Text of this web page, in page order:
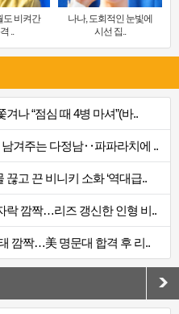
도 비켜간
..
나나, 도회적인 눈빛에
시선 집..
나 “점심 때 4병 마셔”(바..
겨주는 다정남‥파파라치에 ..
고 끈 비니키 소화 ‘역대급..
락 깜짝…리즈 갱신한 인형 비..
깜짝…美 명문대 합격 후 리..